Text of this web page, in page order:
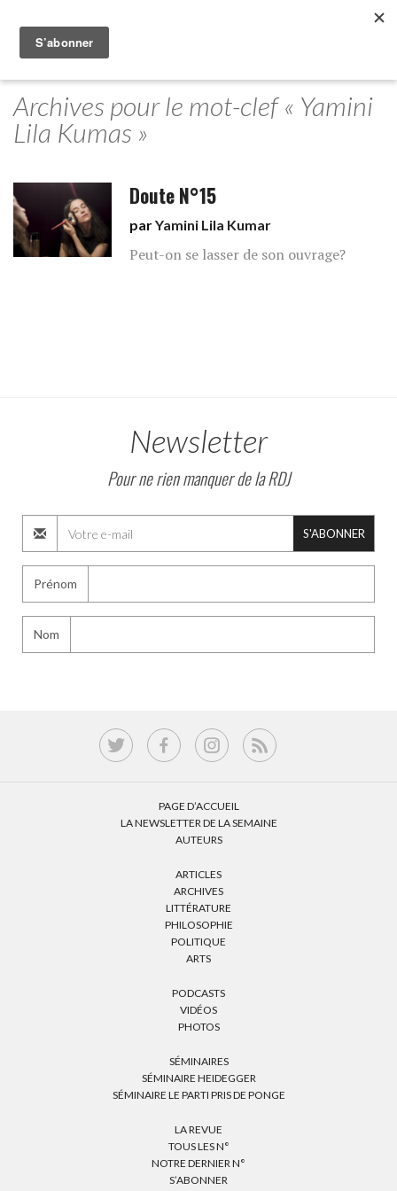
Archives pour le mot-clef « Yamini
Lila Kumas »
Doute N°15
parYamini Lila Kumar
Peut-on se lasser de son ouvrage?
Newsletter
Pour ne rien manquer de la RDJ
S'ABONNER
Prénom
Nom
PAGE D’ACCUEIL
LA NEWSLETTER DE LA SEMAINE
AUTEURS
ARTICLES
ARCHIVES
LITTÉRATURE
PHILOSOPHIE
POLITIQUE
ARTS
PODCASTS
VIDÉOS
PHOTOS
SÉMINAIRES
SÉMINAIRE HEIDEGGER
SÉMINAIRE LE PARTI PRIS DE PONGE
LA REVUE
TOUS LES N°
NOTRE DERNIER N°
S’ABONNER